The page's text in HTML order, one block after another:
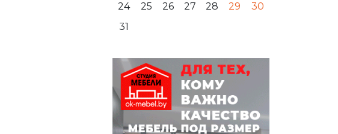
24
25 26 27 28 29
30
31